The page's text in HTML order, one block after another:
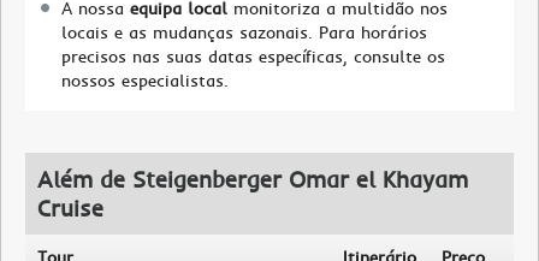
A nossa equipa local monitoriza a multidão nos
locais e as mudanças sazonais. Para horários
precisos nas suas datas específicas, consulte os
nossos especialistas.
Além de Steigenberger Omar el Khayam
Cruise